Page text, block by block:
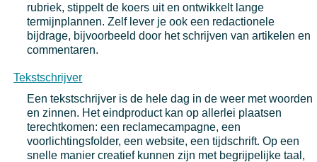
rubriek, stippelt de koers uit en ontwikkelt lange
termijnplannen. Zelf lever je ook een redactionele
bijdrage, bijvoorbeeld door het schrijven van artikelen en
commentaren.
Tekstschrijver
Een tekstschrijver is de hele dag in de weer met woorden
en zinnen. Het eindproduct kan op allerlei plaatsen
terechtkomen: een reclamecampagne, een
voorlichtingsfolder, een website, een tijdschrift. Op een
snelle manier creatief kunnen zijn met begrijpelijke taal,